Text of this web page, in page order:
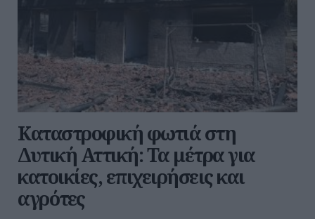
Καταστροφική φωτιά στη
Δυτική Αττική: Τα μέτρα για
κατοικίες, επιχειρήσεις και
αγρότες